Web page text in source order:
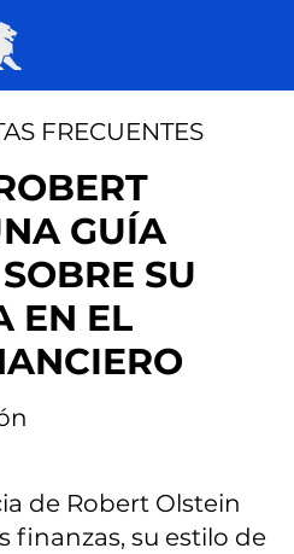
FRECUENTES
GUÍA
SU
EN EL
de Robert Olstein
finanzas, su estilo de